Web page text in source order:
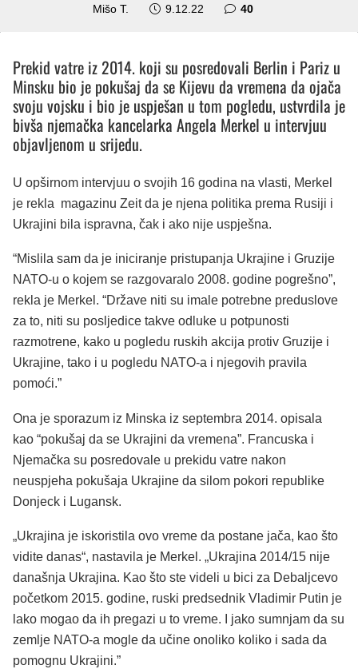
Mišo T. 9.12.22 40komentara
Prekid vatre iz 2014. koji su posredovali Berlin i Pariz u
Minsku bio je pokušaj da se Kijevu da vremena da ojača
svoju vojsku i bio je uspješan u tom pogledu, ustvrdila je
bivša njemačka kancelarka Angela Merkel u intervjuu
objavljenom u srijedu.
U opširnom intervjuu o svojih 16 godina na vlasti, Merkel
je rekla magazinu Zeit da je njena politika prema Rusiji i
Ukrajini bila ispravna, čak i ako nije uspješna.
“Mislila sam da je iniciranje pristupanja Ukrajine i Gruzije
NATO-u o kojem se razgovaralo 2008. godine pogrešno”,
rekla je Merkel. “Države niti su imale potrebne preduslove
za to, niti su posljedice takve odluke u potpunosti
razmotrene, kako u pogledu ruskih akcija protiv Gruzije i
Ukrajine, tako i u pogledu NATO-a i njegovih pravila
pomoći.”
Ona je sporazum iz Minska iz septembra 2014. opisala
kao “pokušaj da se Ukrajini da vremena”. Francuska i
Njemačka su posredovale u prekidu vatre nakon
neuspjeha pokušaja Ukrajine da silom pokori republike
Donjeck i Lugansk.
„Ukrajina je iskoristila ovo vreme da postane jača, kao što
vidite danas“, nastavila je Merkel. „Ukrajina 2014/15 nije
današnja Ukrajina. Kao što ste videli u bici za Debaljcevo
početkom 2015. godine, ruski predsednik Vladimir Putin je
lako mogao da ih pregazi u to vreme. I jako sumnjam da su
zemlje NATO-a mogle da učine onoliko koliko i sada da
pomognu Ukrajini.”